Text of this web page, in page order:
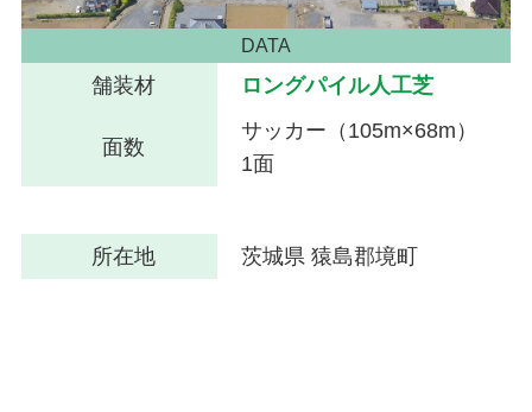
DATA
舗装材 ロングパイル人工芝
面数
サッカー（105m×68m）
1面
所在地 茨城県 猿島郡境町